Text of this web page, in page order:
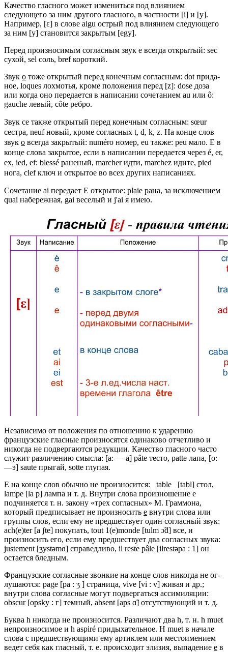
Качество гласного может измениться под влиянием
следующе­го за ним другого гласного, в частности [i] и [у].
Например, [ɛ] в слове aigu острый под влиянием следующего
за ним [у] стано­вится закрытым [egy].
Перед произносимым согласным звук е всегда открытый: sec
сухой, sel соль, bref короткий.
Звук о тоже открытый перед конечным согласным: dot прида­
ное, loques лохмотья, кроме положения перед [z]: dose доза
или когда оно передается в написании сочетанием au или ô:
gauche ле­вый, côte ребро.
Звук се также открытый перед конечным согласным: sœur
сестра, neuf новый, кроме согласных t, d, k, z. На конце слов
звук о всегда закрытый: numéro номер, eu также: peu мало. Е в
конце слова закрытое, если в написании передается через é, еr,
ex, ied, ef: blessé раненый, marcher идти, marchez идите, pied
нога, clef ключ и открытое во всех других написаниях.
Сочетание ai передает Е открытое: plaie рана, за исключением
quai набережная, gai веселый и j'ai я имею.
Независимо от положения по отношению к ударению
француз­ские гласные произносятся одинаково отчетливо и
никогда не подвергаются редукции. Качество гласного часто
служит разли­чению смысла: [а: — a] pâte тесто, patte лапа, [о:
—э] saute пры­гай, sotte глупая.
Е на конце слов обычно не произносится: table [tabl] стол,
lampe [la р] лампа и т. д. Внутри слова произношение е
подчиняется т. н. закону «трех согласных» М. Граммона,
который предписывает не произносить е внутри слова или
группы слов, если ему не предшествует один согласный звук:
ach(e)ter [a ʃte] покупать, tout 1(e)monde [tulm ɔ̃d] все, и
произносить его, если ему предшествует два согласных звука:
justement [ʒystəmɑ̃] справед­ливо, il reste pâle [ilrestəpa : 1] он
остается бледным.
Французские согласные звонкие на конце слов никогда не ог­
лушаются: page [ра : ʒ ] страница, vive [vi : v] живая и др.;
внутри слова согласные могут подвергаться ассимиляции:
obscur [opsky : г] темный, absent [aps ɑ̃] отсутствующий и т. д.
Буква h никогда не произносится. Различают два h, т. н. h muet
непроизносимое и h aspiré придыхательное. H muet в начале
слова с предшествующими ему артиклем или местоимением
ведет себя как гласный, т. е. происходит элизия, выпадение е в